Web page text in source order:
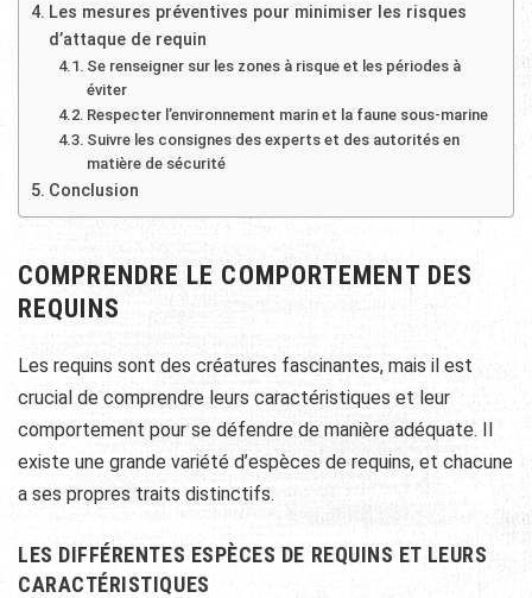
Les mesures préventives pour minimiser les risques
d’attaque de requin
Se renseigner sur les zones à risque et les périodes à
éviter
Respecter l’environnement marin et la faune sous-marine
Suivre les consignes des experts et des autorités en
matière de sécurité
Conclusion
COMPRENDRE LE COMPORTEMENT DES
REQUINS
Les requins sont des créatures fascinantes, mais il est
crucial de comprendre leurs caractéristiques et leur
comportement pour se défendre de manière adéquate. Il
existe une grande variété d’espèces de requins, et chacune
a ses propres traits distinctifs.
LES DIFFÉRENTES ESPÈCES DE REQUINS ET LEURS
CARACTÉRISTIQUES